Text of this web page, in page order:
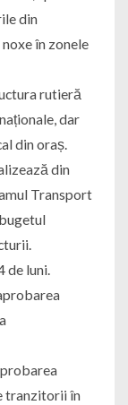
din
în zonele
rutieră
dar
din oraș.
din
Transport
de luni.
tranzitorii în